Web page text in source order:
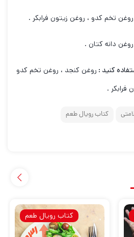
روغن تخم کدو ، روغن زیتون فرابکر .
روغن دانه کتان .
کنید : روغن کنجد ، روغن تخم کدو
فرابکر .
کتاب رویال طعم
کتاب رویال طعم